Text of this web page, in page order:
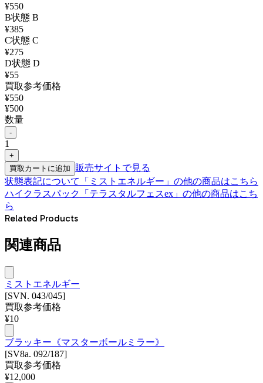
¥550
B状態 B
¥385
C状態 C
¥275
D状態 D
¥55
買取参考価格
¥550
¥500
数量
-
1
+
買取カートに追加
販売サイトで見る
状態表記について
「 ミストエネルギー 」の他の商品はこちら
ハイクラスパック「テラスタルフェスex」 の他の商品はこち
ら
Related Products
関連商品
ミストエネルギー
[SVN. 043/045]
買取参考価格
¥10
ブラッキー《マスターボールミラー》
[SV8a. 092/187]
買取参考価格
¥12,000